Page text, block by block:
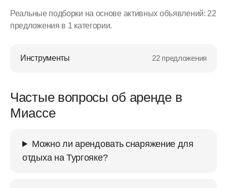
Реальные подборки на основе активных объявлений: 22
предложения в 1 категории.
Инструменты 22 предложения
Частые вопросы об аренде в
Миассе
Можно ли арендовать снаряжение для
отдыха на Тургояке?